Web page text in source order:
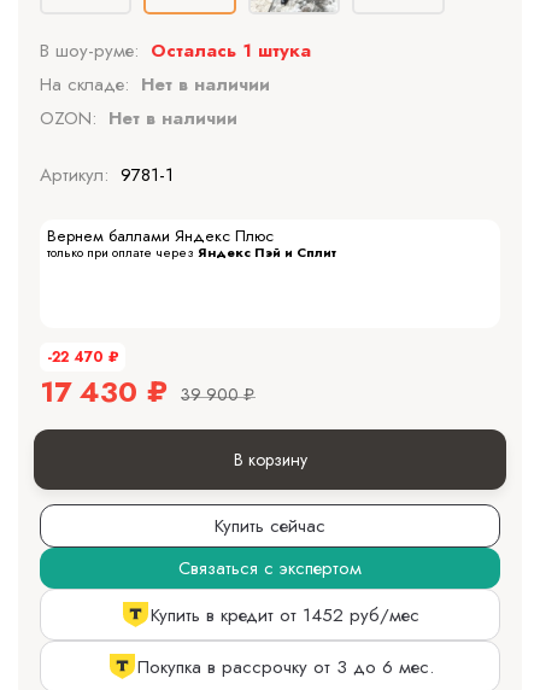
В шоу-руме: Осталась 1 штука
На складе: Нет в наличии
OZON: Нет в наличии
Артикул: 9781-1
Вернем баллами Яндекс Плюс
только при оплате через Яндекс Пэй и Сплит
-22 470 ₽
17 430 ₽ 39 900 ₽
В корзину
Купить сейчас
Связаться с экспертом
Купить в кредит от 1452 руб/мес
Покупка в рассрочку от 3 до 6 мес.